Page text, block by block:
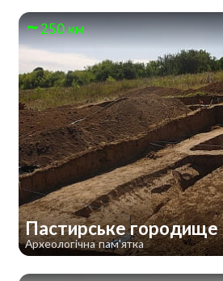
250 км
Пастирське городище
Археологічна пам'ятка